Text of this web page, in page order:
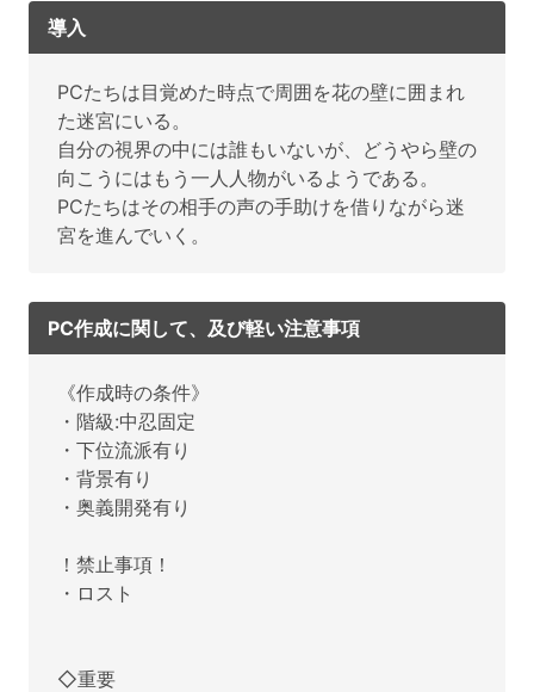
導入
PCたちは目覚めた時点で周囲を花の壁に囲まれ
た迷宮にいる。
自分の視界の中には誰もいないが、どうやら壁の
向こうにはもう一人人物がいるようである。
PCたちはその相手の声の手助けを借りながら迷
宮を進んでいく。
PC作成に関して、及び軽い注意事項
《作成時の条件》
・階級:中忍固定
・下位流派有り
・背景有り
・奥義開発有り
！禁止事項！
・ロスト
◇重要